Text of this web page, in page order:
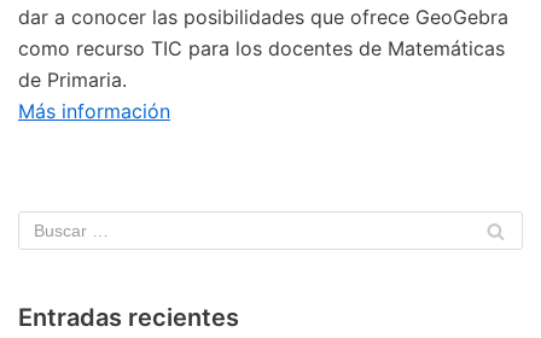
dar a conocer las posibilidades que ofrece GeoGebra
como recurso TIC para los docentes de Matemáticas
de Primaria.
Más información
Entradas recientes